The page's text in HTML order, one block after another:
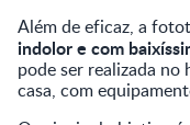
Além de eficaz, a
indolor e com
pode ser realizada no
casa, com